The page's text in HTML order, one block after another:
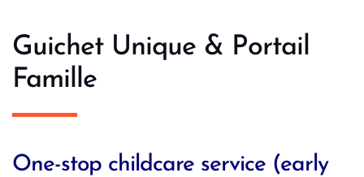
Guichet Unique & Portail
Famille
One-stop childcare service (early